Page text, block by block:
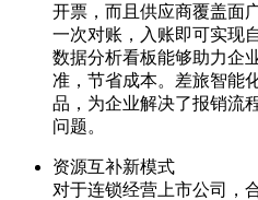
开票，而且供应商覆盖面
一次对账，入账即可实现
数据分析看板能够助力企
准，节省成本。差旅智能
品，为企业解决了报销流
问题。
资源互补新模式
对于连锁经营上市公司，